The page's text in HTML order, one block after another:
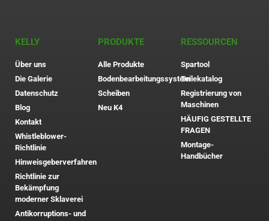
KELLY
Über uns
Die Galerie
Datenschutz
Blog
Kontakt
Whistleblower-
Richtlinie
Hinweisgeberverfahren
Richtlinie zur
Bekämpfung
moderner Sklaverei
Antikorruptions- und
PRODUKTE
Alle Produkte
Bodenbearbeitungssystem
Scheiben
Neu K4
RESSOURCEN
Spartool
Teilekatalog
Registrierung von
Maschinen
HÄUFIG GESTELLTE
FRAGEN
Montage-
Handbücher